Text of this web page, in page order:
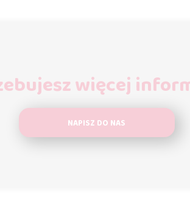
więcej
NAPISZ DO NAS